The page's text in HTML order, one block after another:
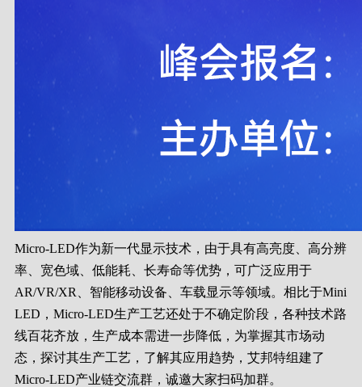
Micro-LED作为新一代显示技术，由于具有高亮度、高分辨
率、宽色域、低能耗、长寿命等优势，可广泛应用于
AR/VR/XR、智能移动设备、车载显示等领域。相比于Mini
LED，Micro-LED生产工艺还处于不确定阶段，各种技术路
线百花齐放，生产成本需进一步降低，为掌握其市场动
态，探讨其生产工艺，了解其应用趋势，艾邦特组建了
Micro-LED产业链交流群，诚邀大家扫码加群。